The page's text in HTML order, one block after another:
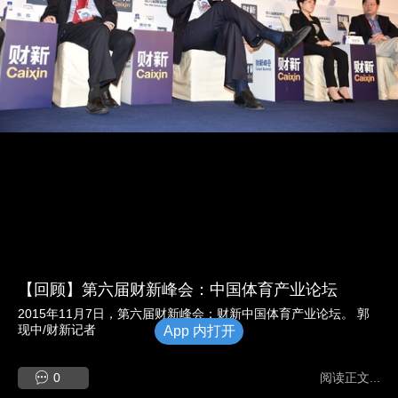
App 内打开
【回顾】第六届财新峰会：中国体育产业论坛
2015年11月7日，第六届财新峰会：财新中国体育产业论坛。 郭
现中/财新记者
0 阅读正文...